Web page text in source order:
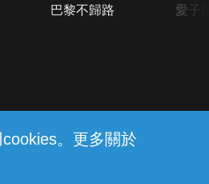
。更多關於
巴黎不歸路 愛子